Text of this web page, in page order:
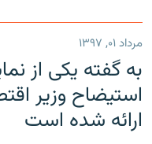
مرداد ۰۱, ۱۳۹۷
به گفته یکی از
استیضاح وزیر
ارائه شده است